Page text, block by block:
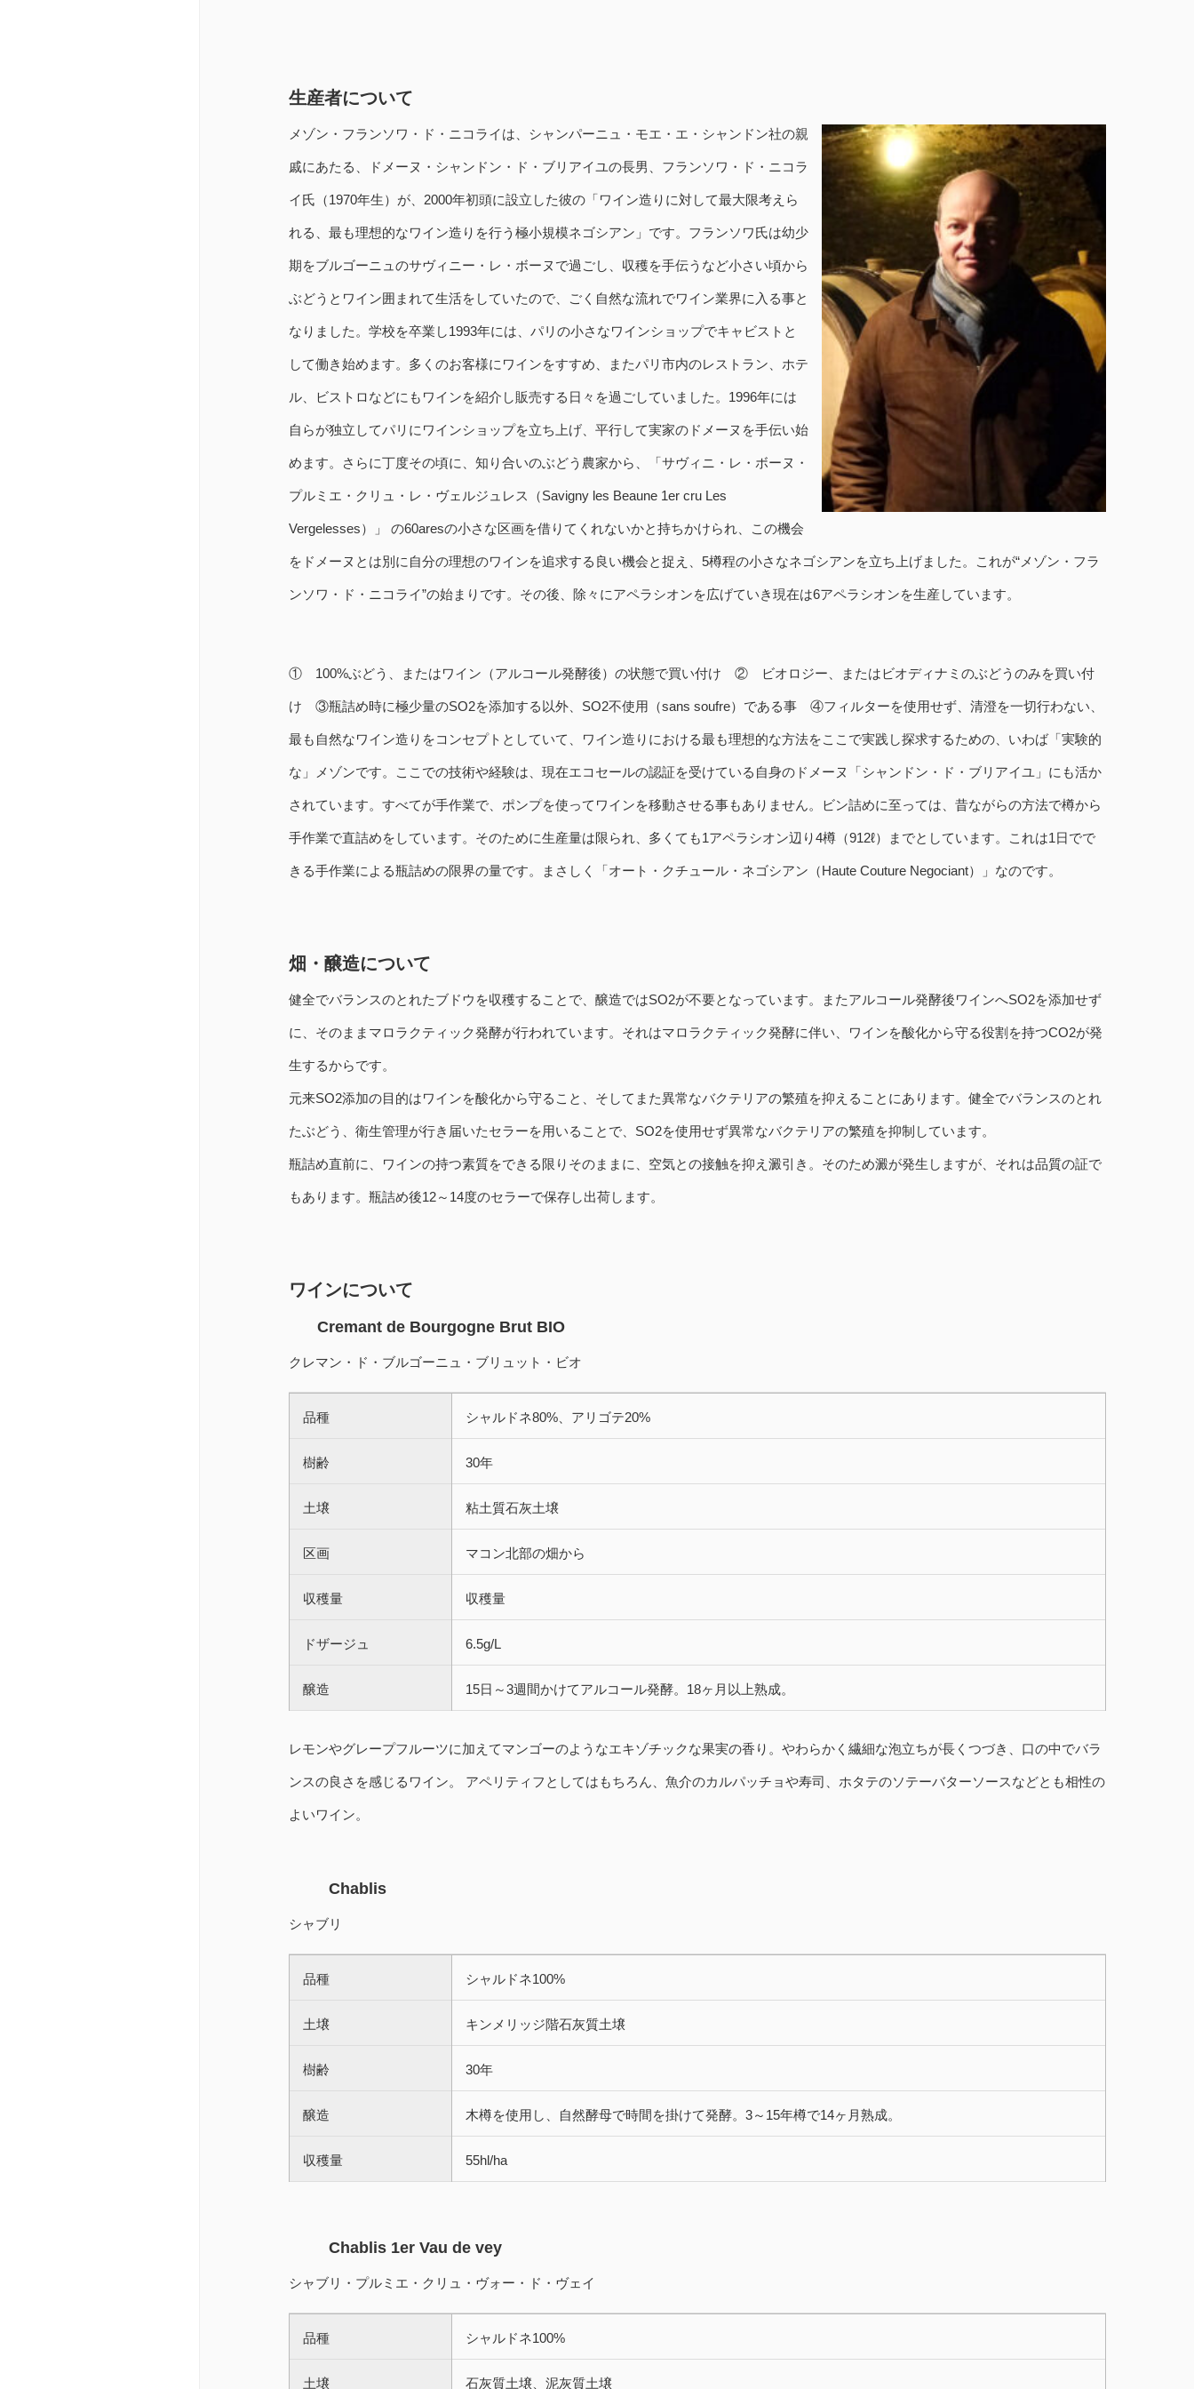
生産者について
メゾン・フランソワ・ド・ニコライは、シャンパーニュ・モエ・エ・シャンドン社の親
戚にあたる、ドメーヌ・シャンドン・ド・ブリアイユの長男、フランソワ・ド・ニコラ
イ氏（1970年生）が、2000年初頭に設立した彼の「ワイン造りに対して最大限考えら
れる、最も理想的なワイン造りを行う極小規模ネゴシアン」です。フランソワ氏は幼少
期をブルゴーニュのサヴィニー・レ・ボーヌで過ごし、収穫を手伝うなど小さい頃から
ぶどうとワイン囲まれて生活をしていたので、ごく自然な流れでワイン業界に入る事と
なりました。学校を卒業し1993年には、パリの小さなワインショップでキャビストと
して働き始めます。多くのお客様にワインをすすめ、またパリ市内のレストラン、ホテ
ル、ビストロなどにもワインを紹介し販売する日々を過ごしていました。1996年には
自らが独立してパリにワインショップを立ち上げ、平行して実家のドメーヌを手伝い始
めます。さらに丁度その頃に、知り合いのぶどう農家から、「サヴィニ・レ・ボーヌ・
プルミエ・クリュ・レ・ヴェルジュレス（Savigny les Beaune 1er cru Les
Vergelesses）」 の60aresの小さな区画を借りてくれないかと持ちかけられ、この機会
をドメーヌとは別に自分の理想のワインを追求する良い機会と捉え、5樽程の小さなネゴシアンを立ち上げました。これが“メゾン・フラ
ンソワ・ド・ニコライ”の始まりです。その後、除々にアペラシオンを広げていき現在は6アペラシオンを生産しています。
① 100%ぶどう、またはワイン（アルコール発酵後）の状態で買い付け ② ビオロジー、またはビオディナミのぶどうのみを買い付
け ③瓶詰め時に極少量のSO2を添加する以外、SO2不使用（sans soufre）である事 ④フィルターを使用せず、清澄を一切行わない、
最も自然なワイン造りをコンセプトとしていて、ワイン造りにおける最も理想的な方法をここで実践し探求するための、いわば「実験的
な」メゾンです。ここでの技術や経験は、現在エコセールの認証を受けている自身のドメーヌ「シャンドン・ド・ブリアイユ」にも活か
されています。すべてが手作業で、ポンプを使ってワインを移動させる事もありません。ビン詰めに至っては、昔ながらの方法で樽から
手作業で直詰めをしています。そのために生産量は限られ、多くても1アペラシオン辺り4樽（912ℓ）までとしています。これは1日でで
きる手作業による瓶詰めの限界の量です。まさしく「オート・クチュール・ネゴシアン（Haute Couture Negociant）」なのです。
畑・醸造について
健全でバランスのとれたブドウを収穫することで、醸造ではSO2が不要となっています。またアルコール発酵後ワインへSO2を添加せず
に、そのままマロラクティック発酵が行われています。それはマロラクティック発酵に伴い、ワインを酸化から守る役割を持つCO2が発
生するからです。
元来SO2添加の目的はワインを酸化から守ること、そしてまた異常なバクテリアの繁殖を抑えることにあります。健全でバランスのとれ
たぶどう、衛生管理が行き届いたセラーを用いることで、SO2を使用せず異常なバクテリアの繁殖を抑制しています。
瓶詰め直前に、ワインの持つ素質をできる限りそのままに、空気との接触を抑え澱引き。そのため澱が発生しますが、それは品質の証で
もあります。瓶詰め後12～14度のセラーで保存し出荷します。
ワインについて
Cremant de Bourgogne Brut BIO
クレマン・ド・ブルゴーニュ・ブリュット・ビオ
品種 シャルドネ80%、アリゴテ20%
樹齢 30年
土壌 粘土質石灰土壌
区画 マコン北部の畑から
収穫量 収穫量
ドザージュ 6.5g/L
醸造 15日～3週間かけてアルコール発酵。18ヶ月以上熟成。
レモンやグレープフルーツに加えてマンゴーのようなエキゾチックな果実の香り。やわらかく繊細な泡立ちが長くつづき、口の中でバラ
ンスの良さを感じるワイン。 アペリティフとしてはもちろん、魚介のカルパッチョや寿司、ホタテのソテーバターソースなどとも相性の
よいワイン。
Chablis
シャブリ
品種 シャルドネ100%
土壌 キンメリッジ階石灰質土壌
樹齢 30年
醸造 木樽を使用し、自然酵母で時間を掛けて発酵。3～15年樽で14ヶ月熟成。
収穫量 55hl/ha
Chablis 1er Vau de vey
シャブリ・プルミエ・クリュ・ヴォー・ド・ヴェイ
品種 シャルドネ100%
土壌 石灰質土壌、泥灰質土壌